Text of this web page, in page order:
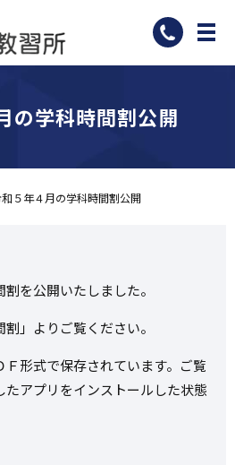
メ
の学科時間割公開
５年４月の学科時間割公開
を公開いたしました。
」よりご覧ください。
形式で保存されています。ご覧
たアプリをインストールした状態